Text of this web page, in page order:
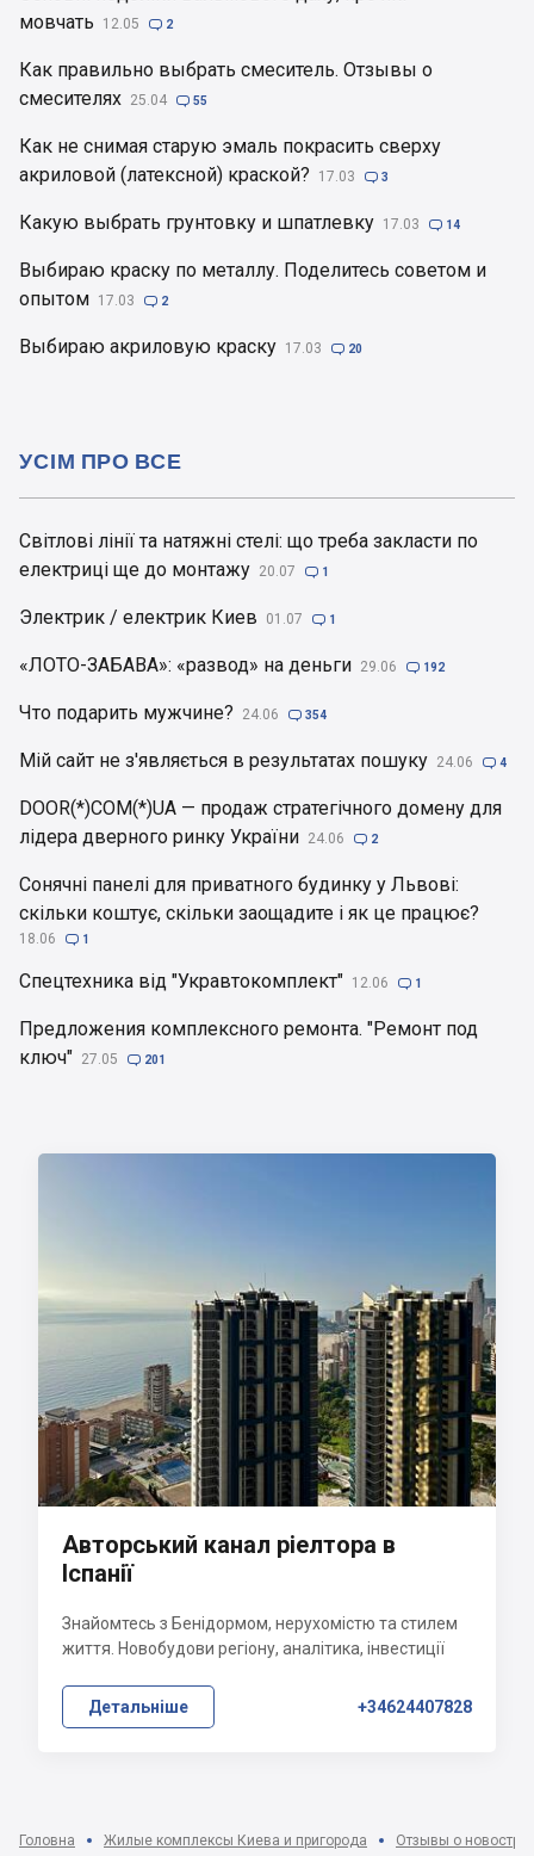
мовчать
12.05  2
Как правильно выбрать смеситель. Отзывы о
смесителях 25.04  55
Как не снимая старую эмаль покрасить сверху
акриловой (латексной) краской?
17.03  3
Какую выбрать грунтовку и шпатлевку 17.03  14
Выбираю краску по металлу. Поделитесь советом и
опытом 17.03  2
Выбираю акриловую краску 17.03  20
Світлові лінії та натяжні стелі: що треба закласти по
електриці ще до монтажу 20.07  1
Электрик / електрик Киев 01.07  1
«ЛОТО-ЗАБАВА»: «развод» на деньги 29.06  192
Что подарить мужчине? 24.06  354
Мій сайт не з'являється в результатах пошуку 24.06  4
DOOR(*)COM(*)UA — продаж стратегічного домену для
лідера дверного ринку України 24.06  2
Сонячні панелі для приватного будинку у Львові:
скільки коштує, скільки заощадите і як це працює?
18.06  1
Спецтехника від "Укравтокомплект" 12.06  1
Предложения комплексного ремонта. "Ремонт под
ключ" 27.05  201
УСІМ ПРО ВСЕ
Авторський канал ріелтора в
Іспанії
Знайомтесь з Бенідормом, нерухомістю та стилем
життя. Новобудови регіону, аналітика, інвестиції
Детальніше +34624407828
Головна Жилые комплексы Киева и пригорода Отзывы о